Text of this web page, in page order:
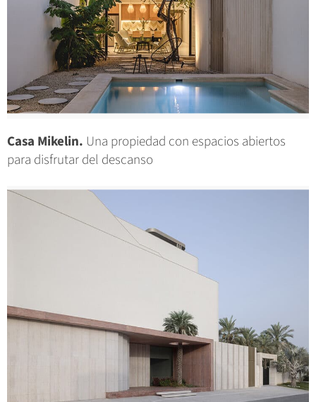
Casa Mikelin. Una propiedad con espacios abiertos
para disfrutar del descanso